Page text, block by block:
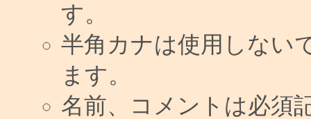
す。
半角カナは使用しない
ます。
名前、コメントは必須